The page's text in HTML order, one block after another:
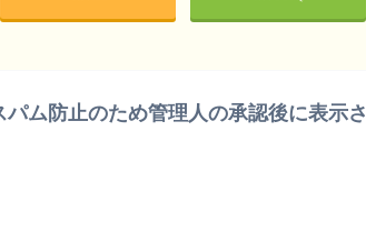
ム防止のため管理人の承認後に表示さ